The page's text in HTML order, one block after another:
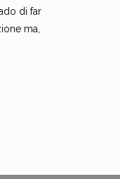
di far
ma,